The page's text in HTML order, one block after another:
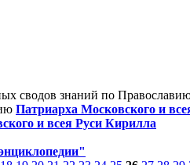
сводов знаний по
Патриарха Московского и
и всея Руси Кирилла